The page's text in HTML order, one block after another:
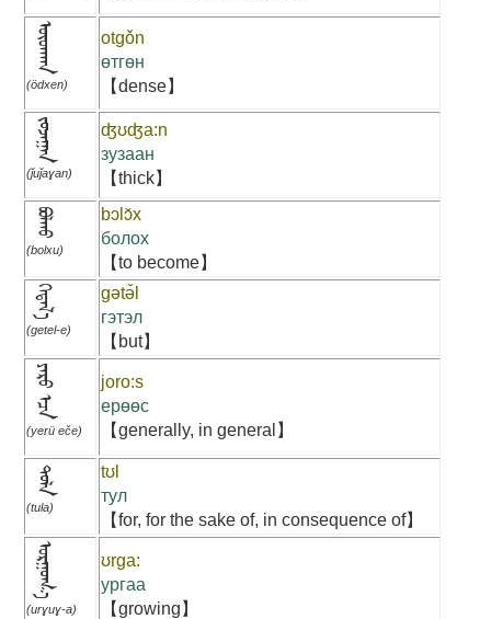
ᠥᠳᠬᠠᠨ
(ödxen)
otgǒn
өтгөн
【dense】
ᠵᠤᠵᠠᠭᠠᠨ
(ǰuǰaɣan)
ʤʊʤa:n
зузаан
【thick】
ᠪᠣᠯᠬᠤ
(bolxu)
bɔlɔ̌x
болох
【to become】
ᠭᠡᠲᠡᠯ᠎ᠡ
(getel-e)
gətə̌l
гэтэл
【but】
ᠶᠡᠷᠦ ᠡᠴᠡ
(yerü eče)
joro:s
ерөөс
【generally, in general】
ᠲᠤᠯᠠ
(tula)
tʊl
тул
【for, for the sake of, in consequence of】
ᠤᠷᠭᠤᠭ᠎ᠠ
(urɣuɣ-a)
ʊrga:
ургаа
【growing】